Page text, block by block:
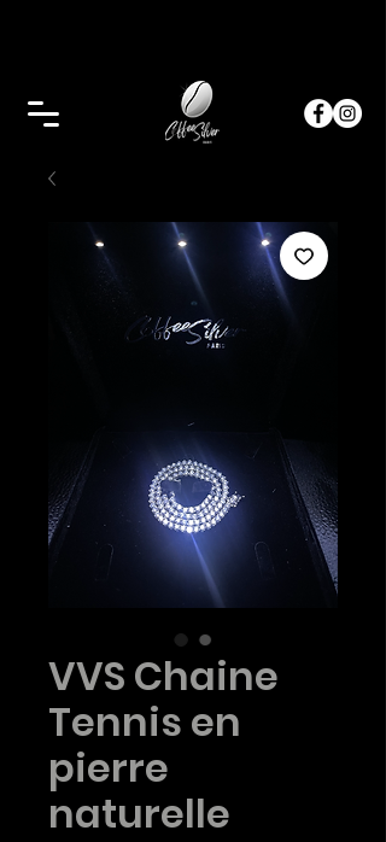
VVS Chaine
Tennis en
pierre
naturelle